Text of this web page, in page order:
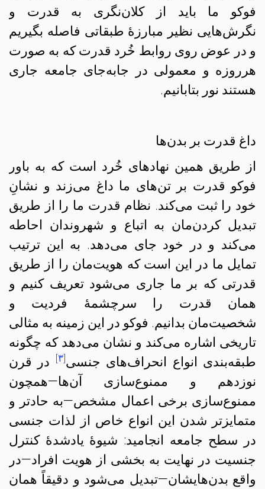
فوکو ما باید از کلان‌نگری به قدرت و
نگرش‌هایی نظیر مبارزهٔ طبقاتی فاصله بگیریم
و در عوض روی روابط خُرد قدرت که به صورت
هرروزه و معمولی در جابه‌جای جامعه جاری
هستند نور بتابانیم.
داغ قدرت بر بدن‌‌ها
از طریق همین نهادهای خُرد است که به باور
فوکو قدرت بر تن‌های ما داغ می‌زند و نشانِ
خود را ثبت می‌کند. نظام قدرت ما را از طریق
تبدیل کردن‌مان به اتباع و شهروندان احاطه
می‌کند و در خود جای می‌دهد. به این ترتیب
تمایل ما در این است که هویت‌مان را از طریق
قدرتی که بر ما جاری می‌شود تعریف کنیم و
همان قدرت را سرچشمهٔ فردیت‌ و
شخصیت‌‌مان بدانیم. فوکو در این زمینه به مثالی
تاریخی اشاره می‌کند و نشان می‌دهد که چگونه
طبقه‌بندی انواع انحراف‌های جنسی[۳]
در قرن
نوزدهم و ممنوع‌سازی آن‌ها—همچون
ممنوع‌سازی برخی اعمال مشخص—به حادتر و
متمایزتر شدن این انواع خاص از لذات جنسی
در سطح جامعه انجامید: شیوهٔ یادشدهٔ کنترل
جنسیت در نهایت به بخشی از هویت افراد—در
واقع بدن‌هایشان—تبدیل می‌شود و دقیقاً همان